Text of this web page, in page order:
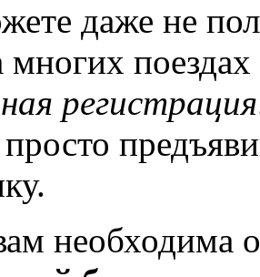
даже не
многих
регистрация
необходима